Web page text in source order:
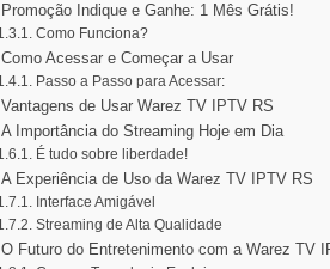
Promoção Indique e Ganhe: 1 Mês Grátis!
Como Funciona?
Como Acessar e Começar a Usar
Passo a Passo para Acessar:
Vantagens de Usar Warez TV IPTV RS
A Importância do Streaming Hoje em Dia
É tudo sobre liberdade!
A Experiência de Uso da Warez TV IPTV RS
Interface Amigável
Streaming de Alta Qualidade
O Futuro do Entretenimento com a Warez TV